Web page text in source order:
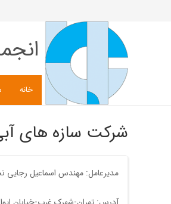
خانه
شرکت سازه های
مدیرعامل: مهندس اسماعیل رجایی